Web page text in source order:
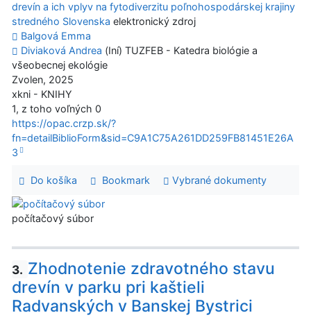
drevín a ich vplyv na fytodiverzitu poľnohospodárskej krajiny
stredného Slovenska elektronický zdroj
Balgová Emma
Diviaková Andrea (Iní) TUZFEB - Katedra biológie a
všeobecnej ekológie
Zvolen, 2025
xkni - KNIHY
1, z toho voľných 0
https://opac.crzp.sk/?
fn=detailBiblioForm&sid=C9A1C75A261DD259FB81451E26A
3
Do košíka Bookmark Vybrané dokumenty
počítačový súbor
3. Zhodnotenie zdravotného stavu
drevín v parku pri kaštieli
Radvanských v Banskej Bystrici